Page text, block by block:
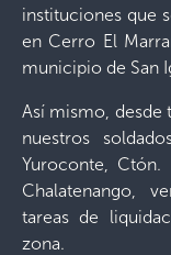
instituciones que
en Cerro El
municipio de San
Así mismo, desde
nuestros
Yuroconte, Ctón.
Chalatenango,
tareas de
zona.